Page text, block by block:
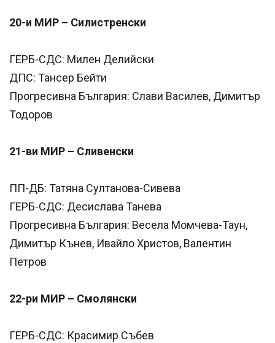
20-и МИР – Силистренски
ГЕРБ-СДС: Милен Делийски
ДПС: Тансер Бейти
Прогресивна България: Слави Василев, Димитър
Тодоров
21-ви МИР – Сливенски
ПП-ДБ: Татяна Султанова-Сивева
ГЕРБ-СДС: Десислава Танева
Прогресивна България: Весела Момчева-Таун,
Димитър Кънев, Ивайло Христов, Валентин
Петров
22-ри МИР – Смолянски
ГЕРБ-СДС: Красимир Събев